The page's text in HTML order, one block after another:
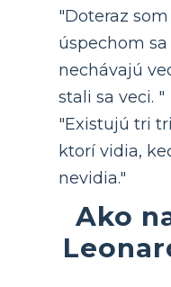
"Doteraz
úspechom
nechávajú
stali sa veci. "
"Existujú tri
ktorí vidia,
nevidia."
Ako